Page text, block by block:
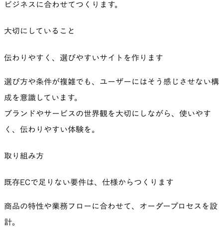
ビジネスに合わせてつくります。
大切にしていること
伝わりやすく、選びやすいサイトを作ります
選び方や条件が複雑でも、ユーザーにはそう感じさせない構
成を意識しています。
ブランドやサービスの世界観を大切にしながら、使いやす
く、伝わりやすい体験を。
取り組み方
既存ECで足りない要件は、仕様からつくります
商品の特性や業務フローに合わせて、オーダープロセスを設
計。